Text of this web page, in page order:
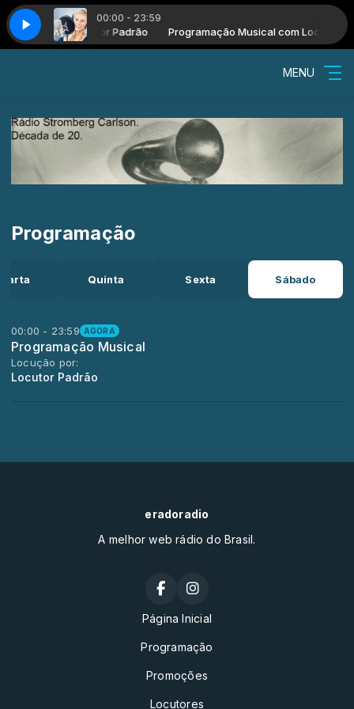
00:00 - 23:59
Musical com Locutor Padrão Programação Musical com Locutor
RAIMUNDO - P. RAIMUNDO - 1944ADEUS MOÇADA PEDRO
MENU
Programação
Quinta Sexta Sábado
00:00 - 23:59 AGORA
Programação Musical
Locução por:
Locutor Padrão
eradoradio
A melhor web rádio do Brasil.
Página Inicial
Programação
Promoções
Locutores